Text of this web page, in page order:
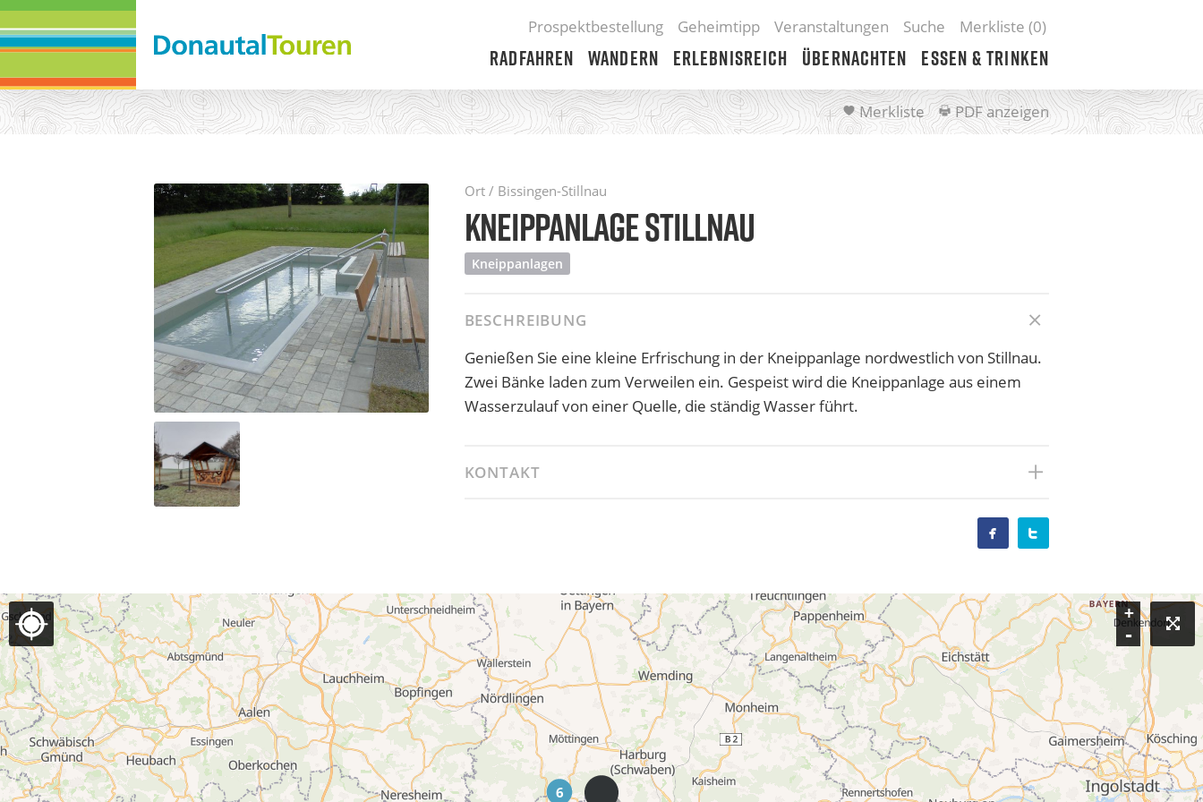
Prospektbestellung Geheimtipp Veranstaltungen Suche Merkliste (0)
Radfahren Wandern Erlebnisreich Übernachten Essen & Trinken
Merkliste PDF anzeigen
Ort / Bissingen-Stillnau
KNEIPPANLAGE STILLNAU
Kneippanlagen
BESCHREIBUNG
Genießen Sie eine kleine Erfrischung in der Kneippanlage nordwestlich von Stillnau.
Zwei Bänke laden zum Verweilen ein. Gespeist wird die Kneippanlage aus einem
Wasserzulauf von einer Quelle, die ständig Wasser führt.
KONTAKT
 
6
+
-